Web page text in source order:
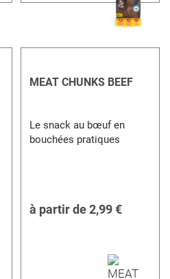
MEAT CHUNKS BEEF
Le snack au bœuf en
bouchées pratiques
à partir de2,99 €